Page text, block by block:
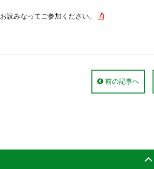
読みなってご参加ください。
前の記事へ